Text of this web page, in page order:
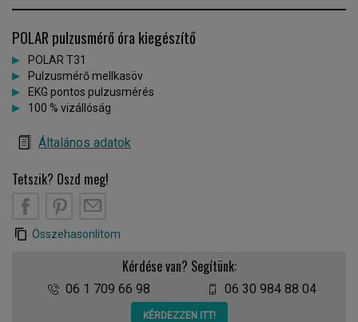
POLAR pulzusmérő óra kiegészítő
POLAR T31
Pulzusmérő mellkasöv
EKG pontos pulzusmérés
100 % vizállóság
Általános adatok
Tetszik? Oszd meg!
Összehasonlítom
Kérdése van? Segítünk:
06 1 709 66 98 06 30 984 88 04
KÉRDEZZEN ITT!